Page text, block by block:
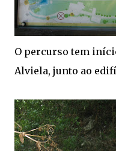
O percurso tem
Alviela, junto ao